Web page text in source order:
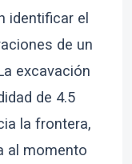
identificar el
de un
excavación
de 4.5
la frontera,
al momento